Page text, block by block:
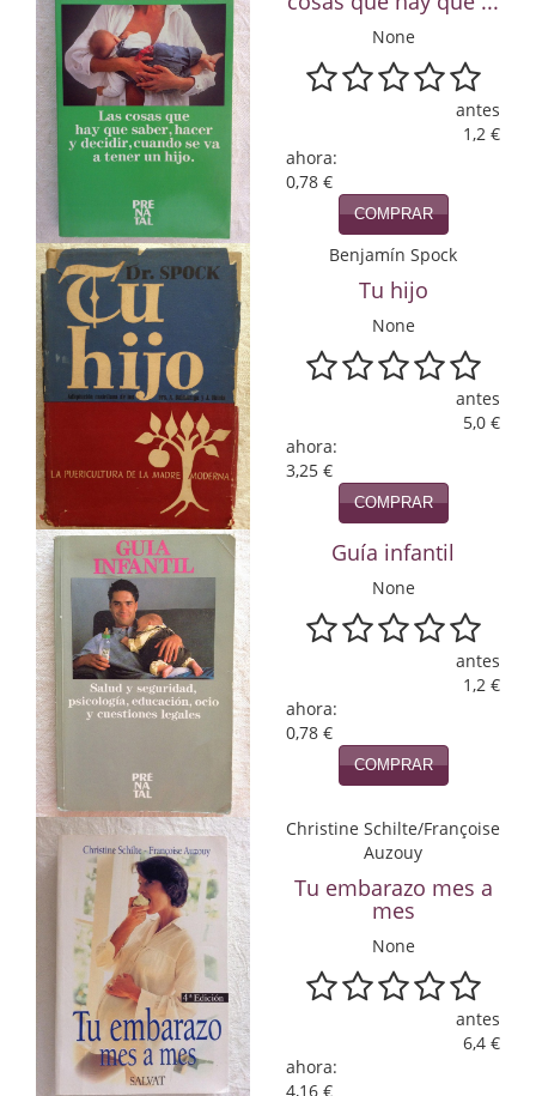
Economía
Enciclopedias
Ensayo
Ensayo literario
Filosofía
Física y Química
Física y química
Guerra Civil Española
Historia
historia
Infantil y juvenil
Infantil y juvenil. Nuevo!!
Infantil y juvenil. Nuevo!!!
Informática
Literatura fantástica
Literatura hispanoamericana
Local
Mafia y espionaje
Matemáticas
Medicina
Música
None
antes
1,2 €
ahora:
0,78 €
COMPRAR
Benjamín Spock
Tu hijo
None
antes
5,0 €
ahora:
3,25 €
COMPRAR
Guía infantil
None
antes
1,2 €
ahora:
0,78 €
COMPRAR
Christine Schilte/Françoise
Auzouy
Tu embarazo mes a
mes
None
antes
6,4 €
ahora:
4,16 €